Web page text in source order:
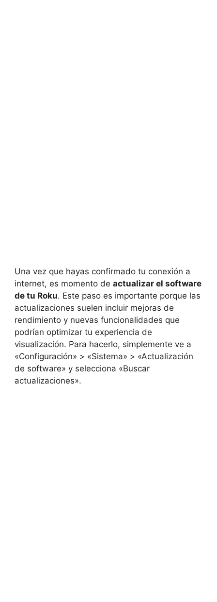
Una vez que hayas confirmado tu conexión a
internet, es momento de actualizar el software
de tu Roku. Este paso es importante porque las
actualizaciones suelen incluir mejoras de
rendimiento y nuevas funcionalidades que
podrían optimizar tu experiencia de
visualización. Para hacerlo, simplemente ve a
«Configuración» > «Sistema» > «Actualización
de software» y selecciona «Buscar
actualizaciones».